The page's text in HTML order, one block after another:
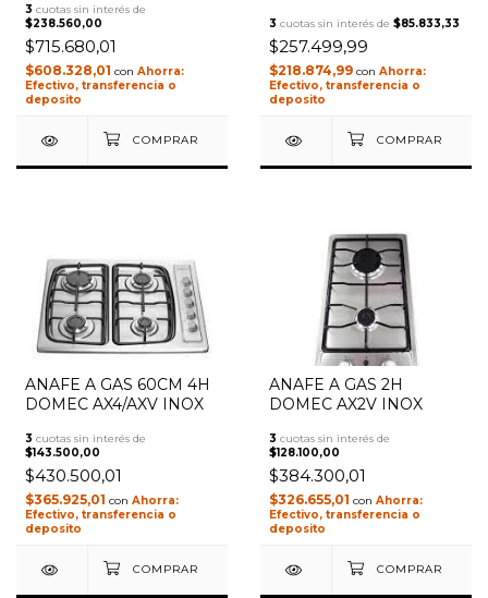
3 cuotas sin interés de
$238.560,00
$715.680,01
$608.328,01 con
Efectivo, transferencia o
deposito
3 cuotas sin interés de $85.833,33
$257.499,99
$218.874,99 con
Efectivo, transferencia o
deposito
ANAFE A GAS 60CM 4H
DOMEC AX4/AXV INOX
3 cuotas sin interés de
$143.500,00
$430.500,01
$365.925,01 con
Efectivo, transferencia o
deposito
ANAFE A GAS 2H
DOMEC AX2V INOX
3 cuotas sin interés de
$128.100,00
$384.300,01
$326.655,01 con
Efectivo, transferencia o
deposito